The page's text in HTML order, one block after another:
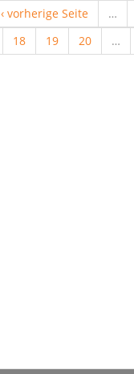
‹ vorherige Seite …
18 19 20 …